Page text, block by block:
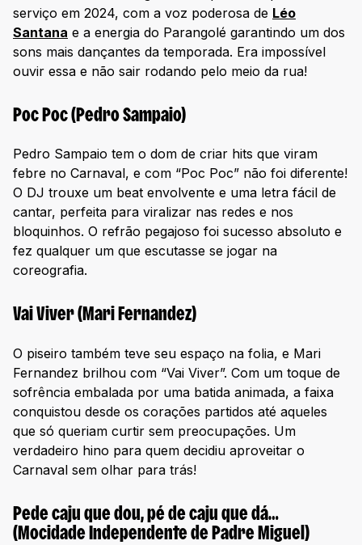
serviço em 2024, com a voz poderosa de Léo
Santana e a energia do Parangolé garantindo um dos
sons mais dançantes da temporada. Era impossível
ouvir essa e não sair rodando pelo meio da rua!
Poc Poc (Pedro Sampaio)
Pedro Sampaio tem o dom de criar hits que viram
febre no Carnaval, e com “Poc Poc” não foi diferente!
O DJ trouxe um beat envolvente e uma letra fácil de
cantar, perfeita para viralizar nas redes e nos
bloquinhos. O refrão pegajoso foi sucesso absoluto e
fez qualquer um que escutasse se jogar na
coreografia.
Vai Viver (Mari Fernandez)
O piseiro também teve seu espaço na folia, e Mari
Fernandez brilhou com “Vai Viver”. Com um toque de
sofrência embalada por uma batida animada, a faixa
conquistou desde os corações partidos até aqueles
que só queriam curtir sem preocupações. Um
verdadeiro hino para quem decidiu aproveitar o
Carnaval sem olhar para trás!
Pede caju que dou, pé de caju que dá…
(Mocidade Independente de Padre Miguel)